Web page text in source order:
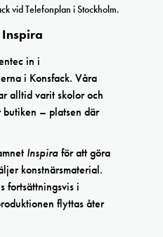
vid Telefonplan i Stockholm.
in i
i Konsfack. Våra
alltid varit skolor och
– platsen där
Inspiraför att göra
konstnärsmaterial.
fortsättningsvis i
flyttas åter